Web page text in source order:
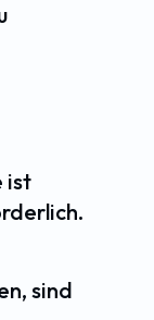
ist
sind